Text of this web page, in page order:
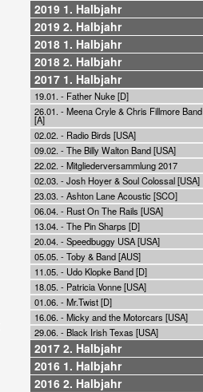
2019 1. Halbjahr
2019 2. Halbjahr
2018 1. Halbjahr
2018 2. Halbjahr
2017 1. Halbjahr
19.01. - Father Nuke [D]
26.01. - Meena Cryle & Chris Fillmore Band
[A]
02.02. - Radio Birds [USA]
09.02. - The Billy Walton Band [USA]
22.02. - Mitgliederversammlung 2017
02.03. - Josh Hoyer & Soul Colossal [USA]
23.03. - Ashton Lane Acoustic [SCO]
06.04. - Rust On The Rails [USA]
13.04. - The Pin Sharps [D]
20.04. - Speedbuggy USA [USA]
05.05. - Toby & Band [AUS]
11.05. - Udo Klopke Band [D]
18.05. - Patricia Vonne [USA]
01.06. - Mr.Twist [D]
16.06. - Micky and the Motorcars [USA]
29.06. - Black Irish Texas [USA]
2017 2. Halbjahr
2016 1. Halbjahr
2016 2. Halbjahr